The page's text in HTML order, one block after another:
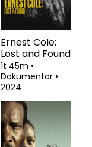
Ernest Cole:
Lost and Found
1t 45m •
Dokumentar •
2024